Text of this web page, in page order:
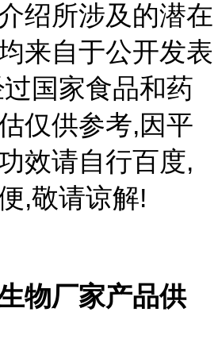
绍所涉及的潜在
来自于公开发表
国家食品和药
仅供参考,因平
效请自行百度,
,敬请谅解!
物厂家产品供